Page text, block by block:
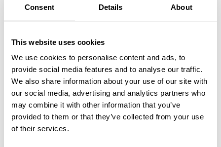
Consent Details About
This website uses cookies
We use cookies to personalise content and ads, to
provide social media features and to analyse our traffic.
We also share information about your use of our site with
our social media, advertising and analytics partners who
may combine it with other information that you’ve
provided to them or that they’ve collected from your use
of their services.